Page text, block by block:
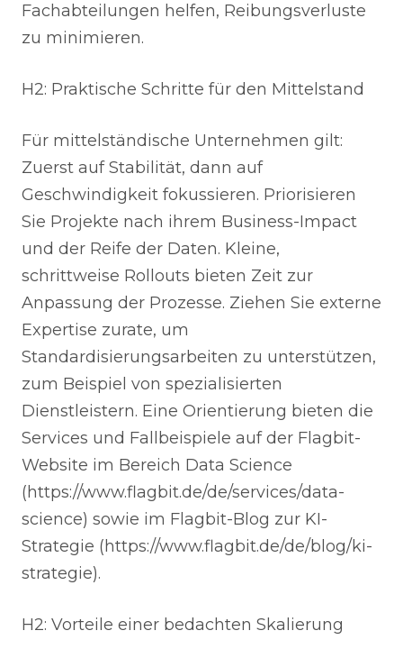
Fachabteilungen helfen, Reibungsverluste
zu minimieren.
H2: Praktische Schritte für den Mittelstand
Für mittelständische Unternehmen gilt:
Zuerst auf Stabilität, dann auf
Geschwindigkeit fokussieren. Priorisieren
Sie Projekte nach ihrem Business-Impact
und der Reife der Daten. Kleine,
schrittweise Rollouts bieten Zeit zur
Anpassung der Prozesse. Ziehen Sie externe
Expertise zurate, um
Standardisierungsarbeiten zu unterstützen,
zum Beispiel von spezialisierten
Dienstleistern. Eine Orientierung bieten die
Services und Fallbeispiele auf der Flagbit-
Website im Bereich Data Science
(https://www.flagbit.de/de/services/data-
science) sowie im Flagbit-Blog zur KI-
Strategie (https://www.flagbit.de/de/blog/ki-
strategie).
H2: Vorteile einer bedachten Skalierung